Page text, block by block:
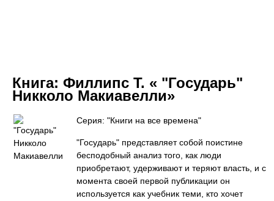
Книга: Филлипс Т. « "Государь"
Никколо Макиавелли»
Серия: "Книги на все времена"
"Государь" представляет собой поистине
бесподобный анализ того, как люди
приобретают, удерживают и теряют власть, и с
момента своей первой публикации он
используется как учебник теми, кто хочет